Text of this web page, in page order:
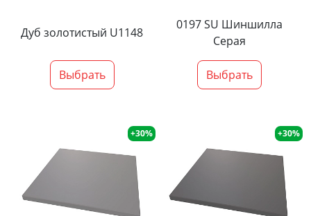
Дуб золотистый U1148
Выбрать
0197 SU Шиншилла
Серая
Выбрать
+30% +30%